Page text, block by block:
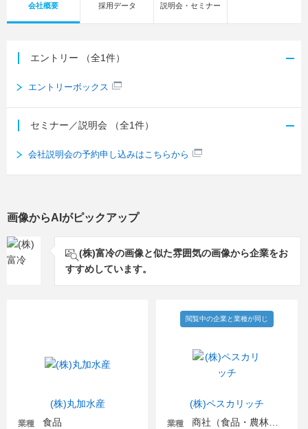
会社概要 採用データ 説明会・セミナー
エントリー （全1件）
エントリーボックス
セミナー／説明会 （全1件）
会社説明会の予約申し込みはこちらから
画像からAIがピックアップ
(株)富冷の画像と似た雰囲気の画像から企業をお
すすめしています。
(株)丸加水産
業種 食品
(株)ペスカリッチ
閲覧中の企業と業種が同じ
業種